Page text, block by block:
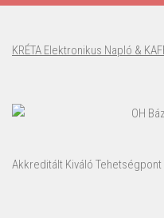
KRÉTA Elektronikus Napló &
OH
Akkreditált Kiváló Tehetségpont